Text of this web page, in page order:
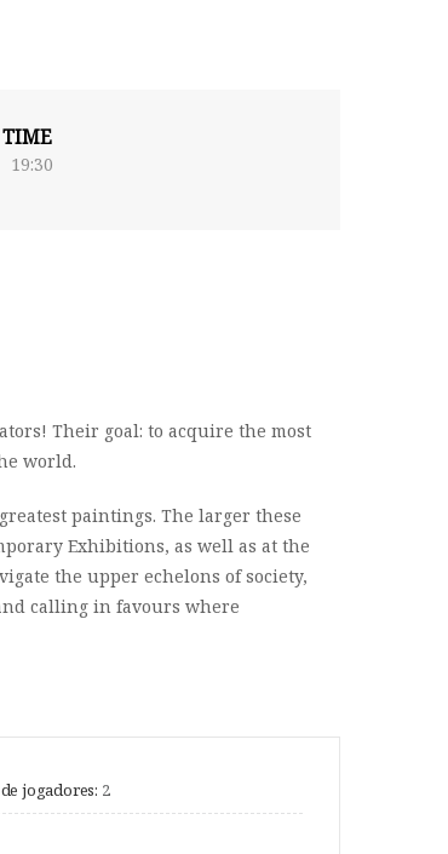
TIME
19:30
Their goal: to acquire the most
world.
paintings. The larger these
Exhibitions, as well as at the
the upper echelons of society,
calling in favours where
jogadores: 2